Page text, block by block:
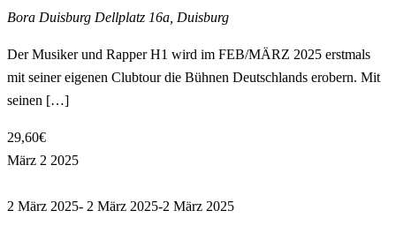
Bora Duisburg Dellplatz 16a, Duisburg
Der Musiker und Rapper H1 wird im FEB/MÄRZ 2025 erstmals
mit seiner eigenen Clubtour die Bühnen Deutschlands erobern. Mit
seinen […]
29,60€
März 2 2025
2 März 2025- 2 März 2025-2 März 2025